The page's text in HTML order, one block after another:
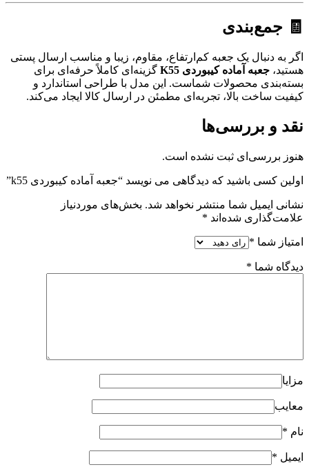
🧾 جمع‌بندی
اگر به دنبال یک جعبه کم‌ارتفاع، مقاوم، زیبا و مناسب ارسال پستی
هستید، جعبه آماده کیبوردی K55
گزینه‌ای کاملاً حرفه‌ای برای
بسته‌بندی محصولات شماست. این مدل با طراحی استاندارد و
کیفیت ساخت بالا، تجربه‌ای مطمئن در ارسال کالا ایجاد می‌کند.
نقد و بررسی‌ها
هنوز بررسی‌ای ثبت نشده است.
اولین کسی باشید که دیدگاهی می نویسد “جعبه آماده کیبوردی k55”
نشانی ایمیل شما منتشر نخواهد شد. بخش‌های موردنیاز
علامت‌گذاری شده‌اند *
امتیاز شما *
دیدگاه شما *
مزایا
معایب
نام *
ایمیل *